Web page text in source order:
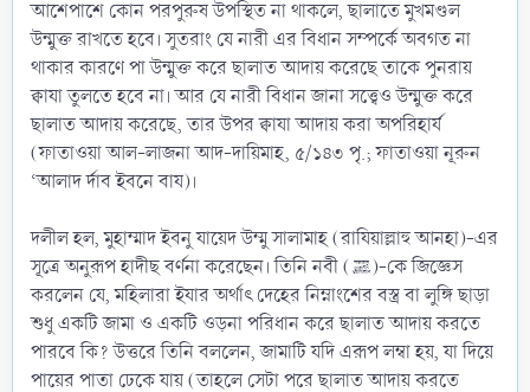
আশেপাশে কোন পরপুরুষ উপস্থিত না থাকলে, ছালাতে মুখমণ্ডল
উন্মুক্ত রাখতে হবে। সুতরাং যে নারী এর বিধান সম্পর্কে অবগত না
থাকার কারণে পা উন্মুক্ত করে ছালাত আদায় করেছে তাকে পুনরায়
ক্বাযা তুলতে হবে না। আর যে নারী বিধান জানা সত্ত্বেও উন্মুক্ত করে
ছালাত আদায় করেছে, তার উপর ক্বাযা আদায় করা অপরিহার্য
(ফাতাওয়া আল-লাজনা আদ-দায়িমাহ, ৫/১৪৩ পৃ.; ফাতাওয়া নূরুন
‘আলাদ র্দাব ইবনে বায)।
দলীল হল, মুহাম্মাদ ইবনু যায়েদ উম্মু সালামাহ (রাযিয়াল্লাহু আনহা)-এর
সূত্রে অনুরূপ হাদীছ বর্ণনা করেছেন। তিনি নবী (ﷺ)-কে জিজ্ঞেস
করলেন যে, মহিলারা ইযার অর্থাৎ দেহের নিম্নাংশের বস্ত্র বা লুঙ্গি ছাড়া
শুধু একটি জামা ও একটি ওড়না পরিধান করে ছালাত আদায় করতে
পারবে কি? উত্তরে তিনি বললেন, জামাটি যদি এরূপ লম্বা হয়, যা দিয়ে
পায়ের পাতা ঢেকে যায় (তাহলে সেটা পরে ছালাত আদায় করতে